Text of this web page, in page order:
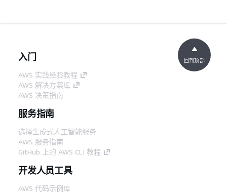
入门
AWS 实践经验教程
AWS 解决方案库
AWS 决策指南
服务指南
选择生成式人工智能服务
AWS 服务指南
GitHub 上的 AWS CLI 教程
开发人员工具
AWS 代码示例库
回到顶部